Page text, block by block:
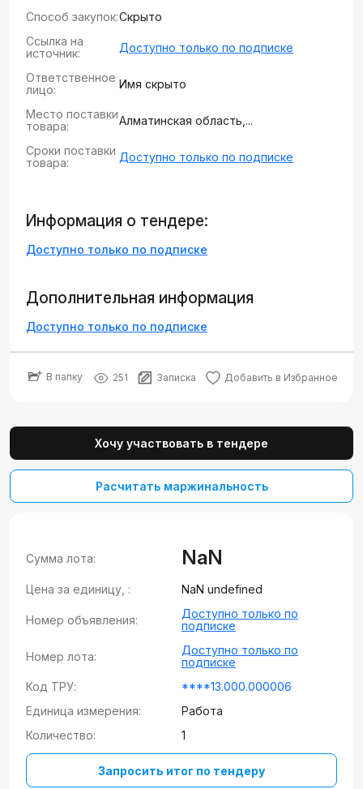
Способ закупок:Скрыто
Ссылка на
источник:
Доступно только по подписке
Ответственное
лицо:
Имя скрыто
Место поставки
товара:
Алматинская область,...
Сроки поставки
товара:
Доступно только по подписке
Информация о тендере:
Доступно только по подписке
Дополнительная информация
Доступно только по подписке
В папку 251 Записка Добавить в Избранное
Хочу участвовать в тендере
Расчитать маржинальность
Сумма лота: NaN
Цена за единицу, : NaN undefined
Номер объявления:
Доступно только по
подписке
Номер лота:
Доступно только по
подписке
Код ТРУ:
****13.000.000006
Единица измерения:
Работа
Количество:
1
Запросить итог по тендеру